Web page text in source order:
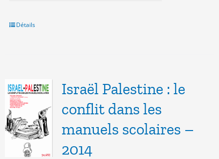
Détails
Israël Palestine : le
conflit dans les
manuels scolaires –
2014